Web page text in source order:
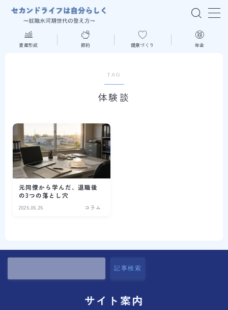
MENU
節約
健康づくり
年金
読書
資産形成 節約 健康づくり 年金
TAG
体験談
元同僚から学んだ、退職後
の3つの落とし穴
2026.06.26 コラム
記事検索
サイト案内